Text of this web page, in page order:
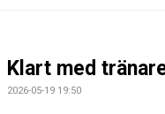
MATCHER
Klart med
2026-05-19 19:50